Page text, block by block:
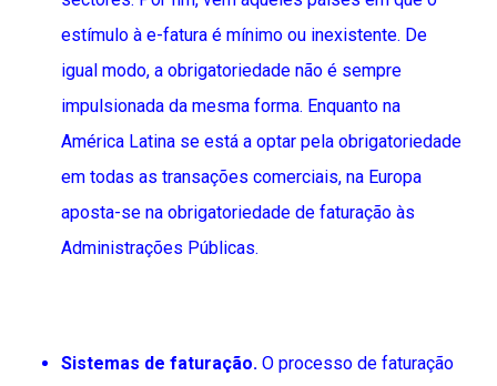
estímulo à e-fatura é mínimo ou inexistente. De
igual modo, a obrigatoriedade não é sempre
impulsionada da mesma forma. Enquanto na
América Latina se está a optar pela obrigatoriedade
em todas as transações comerciais, na Europa
aposta-se na obrigatoriedade de faturação às
Administrações Públicas.
Sistemas de faturação. O processo de faturação